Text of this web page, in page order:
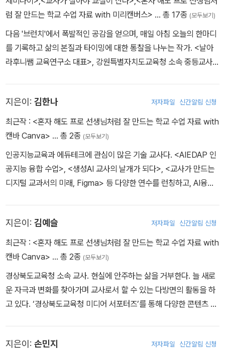
럼 잘 만드는 학교 수업 자료 with 미리캔버스> … 총 17종 (모두보기)
다음 '브런치'에서 폭발적인 공감을 얻으며, 매일 아침 오늘의 한마디
를 기록하고 삶의 본질과 타이밍에 대한 통찰을 나누는 작가. <날아
라후니쌤 교육연구소 대표>, 강원특별자치도교육청 소속 중등교사
다년간 학생부장을 비롯한 생활지도 업무를 담당했습니다. 학교폭력,
학생 선도, 교육활동 침해 사안 등을 위한 강의와 상담을 진행하고 있
습니다. 한국형 사회정서교육 중앙지원단 및 핵심 강사, 17개 시도교
원단, 학교폭력 제로센터 컨설팅단, 학교폭력대책심의위원회 위원,
학교폭력 예방교육 강사교육, 1급 정교사 및 신규 교사 연수 강사로
활동하고 있습니다. 이외에도 춘천권역소프트웨어 교육연구회를 운
로 활동하고, 학교 현장에 에듀테크를 활용한 교육을 안내하고 있습
니다. 저서로는 《너무 애쓰지 않아도 괜찮은 삶의 타이밍》 (생각나눔,
2026년), 《요즘 선생님을 위한 챗GPT 업무 활용법》 (앤써북, 202
5년), 《2026 대한민국 미래 교육 트렌드(시리즈)》 (뜨인돌, 2025
년), 《혼자 해도 프로 선생님처럼 잘 만드는 학교 수업 자료 with 캔
바 Canva》 (한빛미디어, 2024년), 《나의 내면을 발견하는 여행, 메
타인지의 세계로》 (미다스북스(리틀미다스), 2024년), 《학생 생활
(사자가온다, 2022년) 등이 있습니다. 날아라후니쌤 블로그 blog.n
aver.com/gongdory7
지은이: 김한나 저자파일 신간알림 신청
최근작 : <혼자 해도 프로 선생님처럼 잘 만드는 학교 수업 자료 with
캔바 Canva> … 총 2종 (모두보기)
인공지능교육과 에듀테크에 관심이 많은 기술 교사다. <AIEDAP 인
공지능 융합 수업>, <생성AI 교사의 날개가 되다>, <교사가 만드는
디지털 교과서의 미래, Figma> 등 다양한 연수를 런칭하고, AI융합
육학회 우수논문상을 수상했으며, 현재는 AI융합교육 박사 과정 중에
있다. 유튜브 교육 채널 <나콩쌤>을 운영하고 있다.
지은이: 김예슬 저자파일 신간알림 신청
최근작 : <혼자 해도 프로 선생님처럼 잘 만드는 학교 수업 자료 with
캔바 Canva> … 총 2종 (모두보기)
경상북도교육청 소속 교사. 현실에 안주하는 삶을 거부한다. 늘 새로
운 자극과 변화를 찾아가며 교사로서 할 수 있는 다방면의 활동을 하
고 있다. ‘경상북도교육청 미디어 서포터즈’를 통해 다양한 콘텐츠 제
는 경상북도교육청연구원에서 유치원 교사를 위한 교육 콘텐츠 개발
지은이: 손민지 저자파일 신간알림 신청